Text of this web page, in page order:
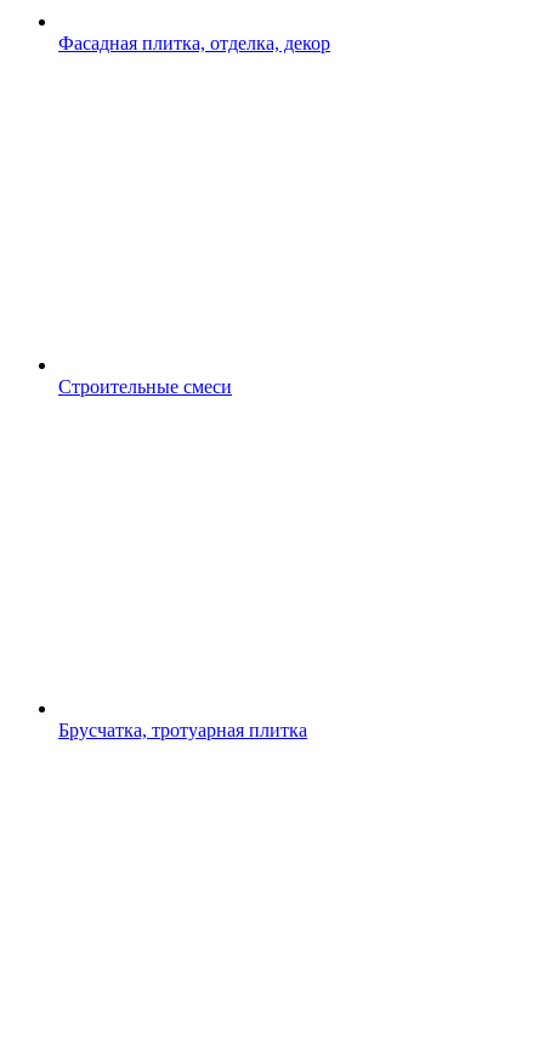
Фасадная плитка, отделка, декор
Строительные смеси
Брусчатка, тротуарная плитка